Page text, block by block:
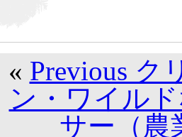
« Previous ク
ン・ワイル
サー（農